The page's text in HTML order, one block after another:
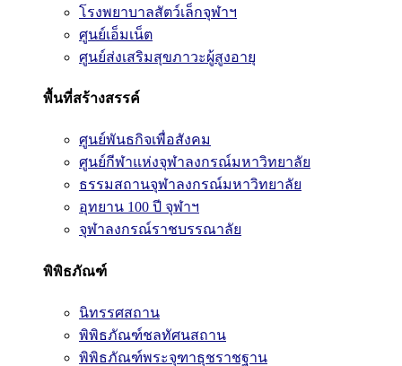
โรงพยาบาลสัตว์เล็กจุฬาฯ
ศูนย์เอ็มเน็ต
ศูนย์ส่งเสริมสุขภาวะผู้สูงอายุ
พื้นที่สร้างสรรค์
ศูนย์พันธกิจเพื่อสังคม
ศูนย์กีฬาแห่งจุฬาลงกรณ์มหาวิทยาลัย
ธรรมสถานจุฬาลงกรณ์มหาวิทยาลัย
อุทยาน 100 ปี จุฬาฯ
จุฬาลงกรณ์ราชบรรณาลัย
พิพิธภัณฑ์
นิทรรศสถาน
พิพิธภัณฑ์ชลทัศนสถาน
พิพิธภัณฑ์พระจุฑาธุชราชฐาน